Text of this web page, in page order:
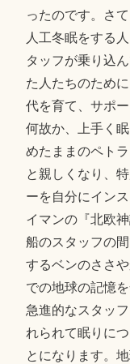
ったのです。さ
人工冬眠をする
タッフが乗り込
た人たちのため
代を育て、サポ
何故か、上手く
めたままのペト
と親しくなり、
ーを自分にイン
イマンの『北欧
船のスタッフの
するベンのささ
での地球の記憶
急進的なスタッ
れられて眠りに
とになります。